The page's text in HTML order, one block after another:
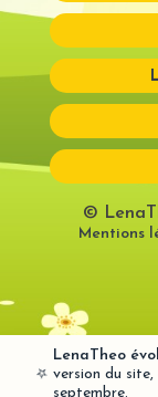
©
Mentions
⭐
LenaTheo
version du
septembre.